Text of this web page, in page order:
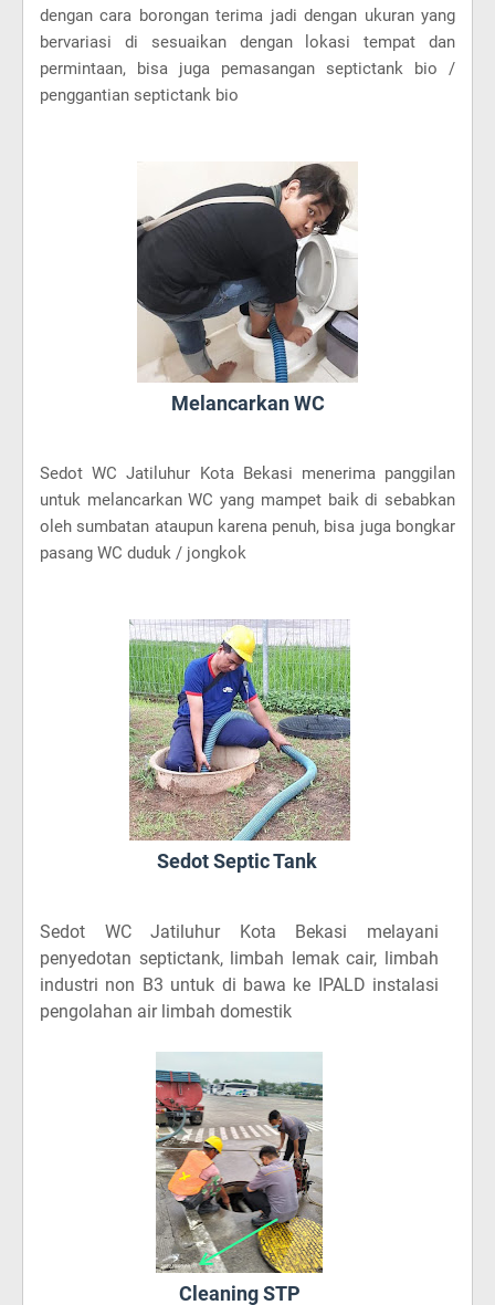
dengan cara borongan terima jadi dengan ukuran yang
bervariasi di sesuaikan dengan lokasi tempat dan
permintaan, bisa juga pemasangan septictank bio /
penggantian septictank bio
Melancarkan WC
Sedot WC Jatiluhur Kota Bekasi menerima panggilan
untuk melancarkan WC yang mampet baik di sebabkan
oleh sumbatan ataupun karena penuh, bisa juga bongkar
pasang WC duduk / jongkok
Sedot Septic Tank
Sedot WC Jatiluhur Kota Bekasi melayani
penyedotan septictank, limbah lemak cair, limbah
industri non B3 untuk di bawa ke IPALD instalasi
pengolahan air limbah domestik
Cleaning STP